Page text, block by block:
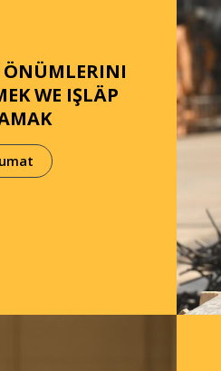
ÖNÜMLERINI
WE IŞLÄP